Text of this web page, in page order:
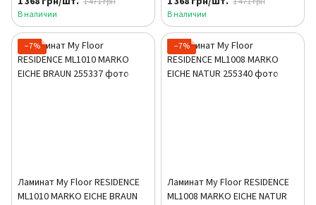
В наличии
В наличии
−7%
Ламинат My Floor RESIDENCE
ML1010 MARKO EICHE BRAUN
−7%
Ламинат My Floor RESIDENCE
ML1008 MARKO EICHE NATUR